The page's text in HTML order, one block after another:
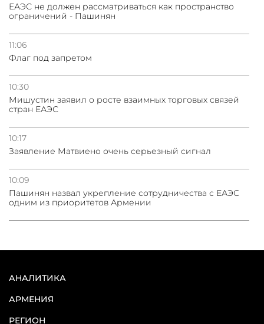
ЕАЭС не должен рассматриваться как пространство
ограничений - Пашинян
11:06
Флаг под запретом
10:30
Мишустин заявил о росте взаимных торговых связей
стран ЕАЭС
10:17
Заявление Матвиено очень серьезный сигнал
10:09
Пашинян назвал укрепление сотрудничества с ЕАЭС
одним из приоритетов Армении
АНАЛИТИКА
АРМЕНИЯ
РЕГИОН